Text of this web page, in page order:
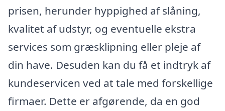
prisen, herunder hyppighed af slåning,
kvalitet af udstyr, og eventuelle ekstra
services som græsklipning eller pleje af
din have. Desuden kan du få et indtryk af
kundeservicen ved at tale med forskellige
firmaer. Dette er afgørende, da en god